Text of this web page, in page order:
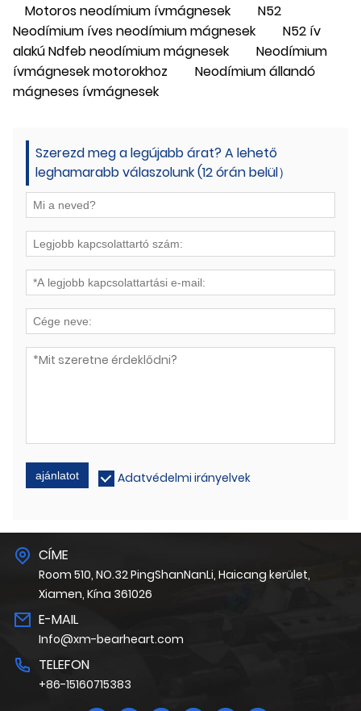
Motoros neodímium ívmágnesek
N52
Neodímium íves neodímium mágnesek
N52 ív
alakú Ndfeb neodímium mágnesek
Neodímium
ívmágnesek motorokhoz
Neodímium állandó
mágneses ívmágnesek
Szerezd meg a legújabb árat? A lehető
leghamarabb válaszolunk (12 órán belül）
ajánlatot Adatvédelmi irányelvek
CÍME
Room 510, NO.32 PingShanNanLi, Haicang kerület,
Xiamen, Kína 361026
E-MAIL
Info@xm-bearheart.com
TELEFON
+86-15160715383